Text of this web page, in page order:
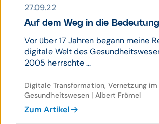
27.09.22
Auf dem Weg in die
Vor über 17 Jahren begann meine
digitale Welt des
2005 herrschte ...
Digitale Transformation, Vernetzung im
Gesundheitswesen | Albert Frömel
Zum Artikel